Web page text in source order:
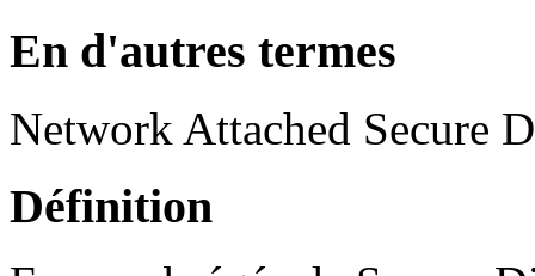
En d'autres termes
Network Attached Secure
Définition